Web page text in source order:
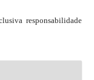
responsabilidade